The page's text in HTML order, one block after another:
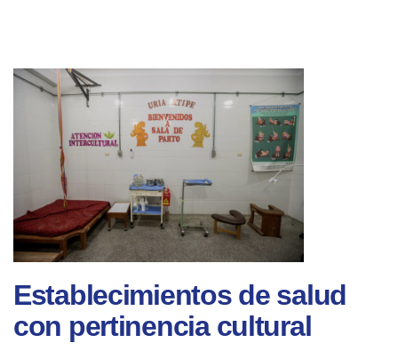
Establecimientos de salud
con pertinencia cultural